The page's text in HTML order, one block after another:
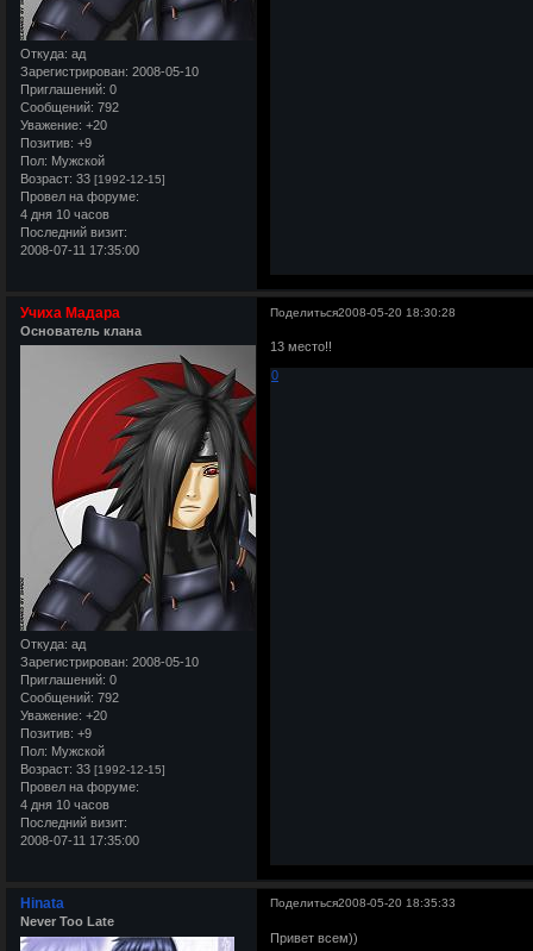
Откуда: ад
Зарегистрирован: 2008-05-10
Приглашений: 0
Сообщений: 792
Уважение: +20
Позитив: +9
Пол: Мужской
Возраст: 33 [1992-12-15]
Провел на форуме:
4 дня 10 часов
Последний визит:
2008-07-11 17:35:00
Поделиться2008-05-20 18:30:28
Учиха Мадара
Основатель клана
Откуда: ад
Зарегистрирован: 2008-05-10
Приглашений: 0
Сообщений: 792
Уважение: +20
Позитив: +9
Пол: Мужской
Возраст: 33 [1992-12-15]
Провел на форуме:
4 дня 10 часов
Последний визит:
2008-07-11 17:35:00
13 место!!
0
Поделиться2008-05-20 18:35:33
Hinata
Never Too Late
Привет всем))